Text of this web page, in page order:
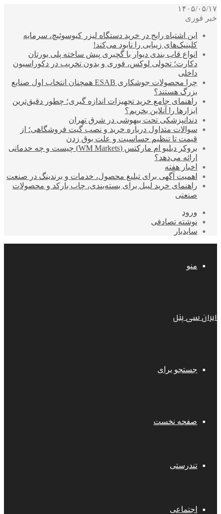
۱۴۰۵/۰۵/۱۷
خبر فوری
این اشتباه رایج در خرید دستگاه لیزر کیوسوئیچ، سرمایه
کلینیک‌های زیبایی را نابود می‌کند!
انواع قاب بندی دیوار با گچبری پیش ساخته پلی یورتان
دکارت؛ تحولی لوکس، فوری و بدون تخریب در دکوراسیون
داخلی
چرا محصولات جوشکاری ESAB همچنان انتخاب اول صنایع
بزرگ هستند؟
راهنمای جامع خرید تجهیزات اندازه گیری؛ چطور دقیق‌ترین
ابزارها را آنلاین بخریم؟
دندانپزشکی تحت بیهوشی در شرق تهران
سوالات متداول درباره خرید و نصب گیت فروشگاهی؛ از
قیمت تا تنظیم حساسیت و علت بوق زدن
بروکر دبلیو ام مارکتس (WM Markets) چیست و چه خدماتی
ارائه می‌دهد؟
اخبار هفته
اهمیت آگهی برای تبلیغ محصول، خدمات و برندینگ در صنعت
راهنمای خرید لیبل برای بسته‌بندی، چاپ بارکد و محصولات
صنعتی
ورود
نوشته تصادفی
سایدبار
منو
ایران سی پنل
جستجو برای
صفحه نخست
تندرستی
اجتماعی